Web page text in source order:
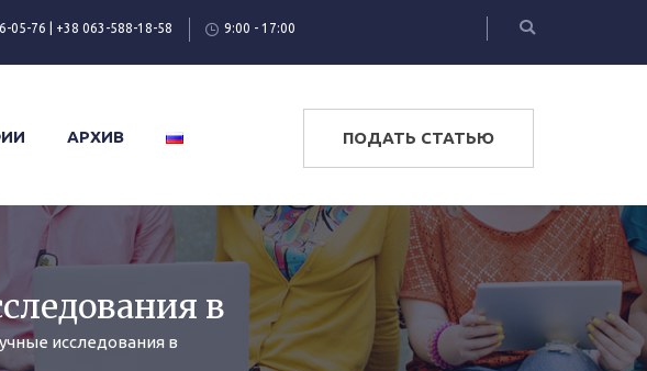
05-76 | +38 063-588-18-58 9:00 - 17:00
АРХИВ ПОДАТЬ СТАТЬЮ
в
исследования в